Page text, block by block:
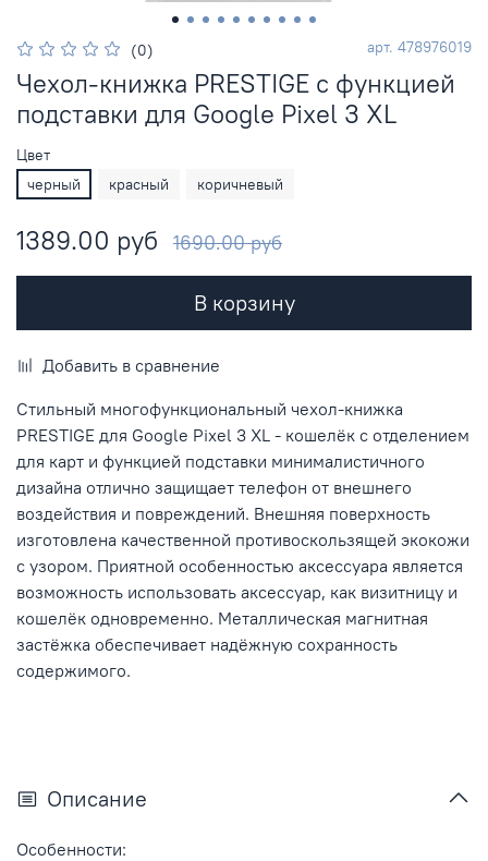
(0) арт. 478976019
Чехол-книжка PRESTIGE с функцией
подставки для Google Pixel 3 XL
Цвет
черный
красный коричневый
1389.00 руб 1690.00 руб
В корзину
Добавить в сравнение
Стильный многофункциональный чехол-книжка
PRESTIGE для Google Pixel 3 XL - кошелёк с отделением
для карт и функцией подставки минималистичного
дизайна отлично защищает телефон от внешнего
воздействия и повреждений. Внешняя поверхность
изготовлена качественной противоскользящей экокожи
с узором. Приятной особенностью аксессуара является
возможность использовать аксессуар, как визитницу и
кошелёк одновременно. Металлическая магнитная
застёжка обеспечивает надёжную сохранность
содержимого.
Описание
Особенности: